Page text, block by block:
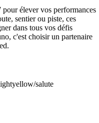
élever vos performances
sentier ou piste, ces
dans tous vos défis
c'est choisir un partenaire
salute